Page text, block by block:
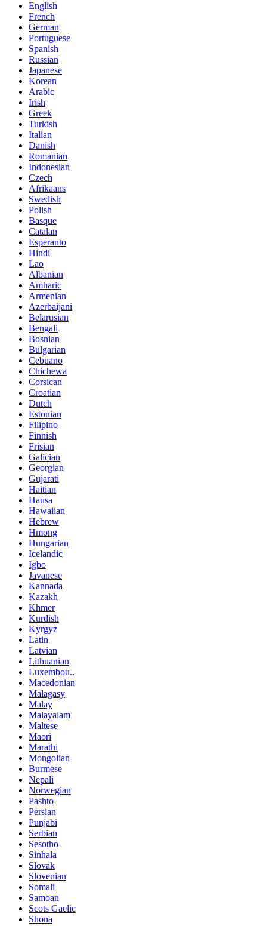
English
French
German
Portuguese
Spanish
Russian
Japanese
Korean
Arabic
Irish
Greek
Turkish
Italian
Danish
Romanian
Indonesian
Czech
Afrikaans
Swedish
Polish
Basque
Catalan
Esperanto
Hindi
Lao
Albanian
Amharic
Armenian
Azerbaijani
Belarusian
Bengali
Bosnian
Bulgarian
Cebuano
Chichewa
Corsican
Croatian
Dutch
Estonian
Filipino
Finnish
Frisian
Galician
Georgian
Gujarati
Haitian
Hausa
Hawaiian
Hebrew
Hmong
Hungarian
Icelandic
Igbo
Javanese
Kannada
Kazakh
Khmer
Kurdish
Kyrgyz
Latin
Latvian
Lithuanian
Luxembou..
Macedonian
Malagasy
Malay
Malayalam
Maltese
Maori
Marathi
Mongolian
Burmese
Nepali
Norwegian
Pashto
Persian
Punjabi
Serbian
Sesotho
Sinhala
Slovak
Slovenian
Somali
Samoan
Scots Gaelic
Shona